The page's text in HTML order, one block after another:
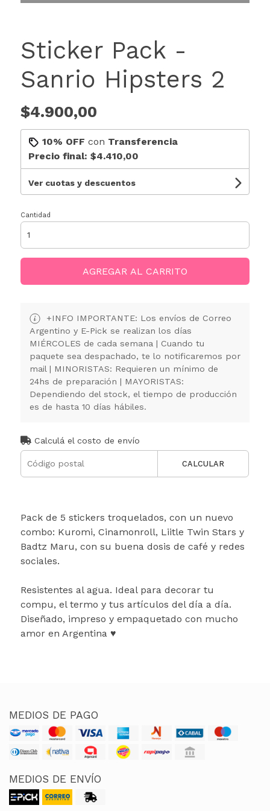
Sticker Pack -
Sanrio Hipsters 2
$4.900,00
10% OFF con Transferencia
Precio final: $4.410,00
Ver cuotas y descuentos
Cantidad
AGREGAR AL CARRITO
+INFO IMPORTANTE: Los envíos de Correo
Argentino y E-Pick se realizan los días
MIÉRCOLES de cada semana | Cuando tu
paquete sea despachado, te lo notificaremos por
mail | MINORISTAS: Requieren un mínimo de
24hs de preparación | MAYORISTAS:
Dependiendo del stock, el tiempo de producción
es de hasta 10 días hábiles.
Calculá el costo de envío
CALCULAR
Pack de 5 stickers troquelados, con un nuevo
combo: Kuromi, Cinamonroll, Liitle Twin Stars y
Badtz Maru, con su buena dosis de café y redes
sociales.
Resistentes al agua. Ideal para decorar tu
compu, el termo y tus artículos del día a día.
Diseñado, impreso y empaquetado con mucho
amor en Argentina ♥
MEDIOS DE PAGO
MEDIOS DE ENVÍO